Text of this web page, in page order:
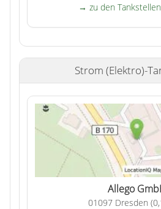
→ zu den
Strom (Elektro)-
Allego
01097 Dresden